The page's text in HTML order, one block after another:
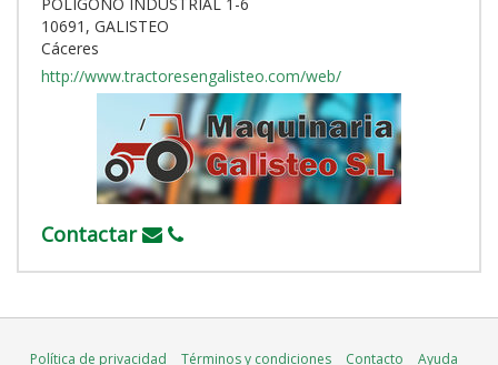
10691, GALISTEO
Cáceres
http://www.tractoresengalisteo.com/web/
Contactar
Política de privacidad Términos y condiciones Contacto Ayuda